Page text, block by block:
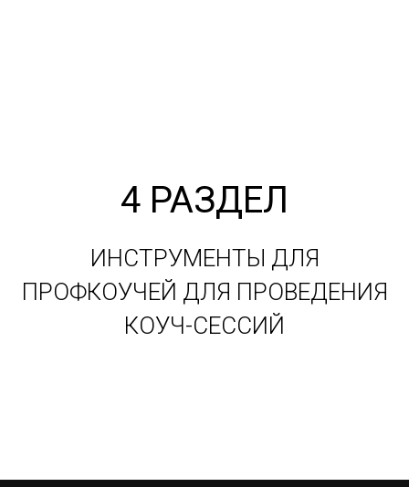
4 РАЗДЕЛ
ИНСТРУМЕНТЫ ДЛЯ
ПРОФКОУЧЕЙ ДЛЯ ПРОВЕДЕНИЯ
КОУЧ-СЕССИЙ